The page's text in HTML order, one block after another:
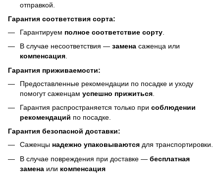
отправкой.
Гарантия соответствия сорта:
Гарантируем полное соответствие сорту
В случае несоответствия — замена саженца или
компенсация.
Гарантия приживаемости:
Предоставленные рекомендации по посадке и уходу
помогут саженцам успешно прижиться
Гарантия распространяется только при соблюдении
рекомендаций по посадке.
Гарантия безопасной доставки:
Саженцы надежно упаковываются для транспортировки.
В случае повреждения при доставке — бесплатная
замена или компенсация